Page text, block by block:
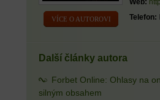
VÍCE O AUTOROVI
Telefon:
Další články autora
Forbet Online: Ohlasy na
silným obsahem